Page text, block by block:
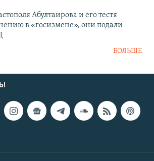
Абултаирова и его тестя
в «госизмене», они подали
БОЛЬШЕ